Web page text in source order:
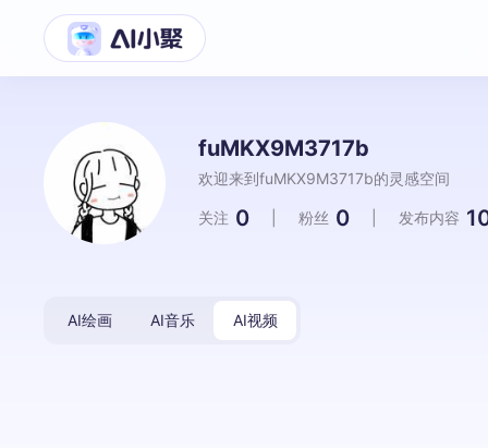
fuMKX9M3717b
欢迎来到fuMKX9M3717b的灵感空间
关注 0 粉丝 0 发布内容
AI绘画 AI音乐 AI视频